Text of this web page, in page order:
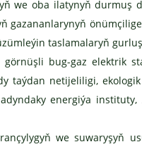
we oba ilatynyň durmuş
gazananlarynyň
taslamalaryň
görnüşli bug-gaz elektrik
taýdan netijeliligi,
energiýa
we suwaryşyň